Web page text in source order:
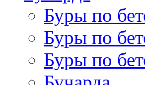
Буры по
Буры по
Буры по